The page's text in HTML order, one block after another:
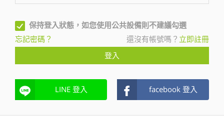
保持登入狀態，如您使用公共設備則不建議勾選
忘記密碼？
還沒有帳號嗎？ 立即註冊
登入
LINE 登入 facebook 登入